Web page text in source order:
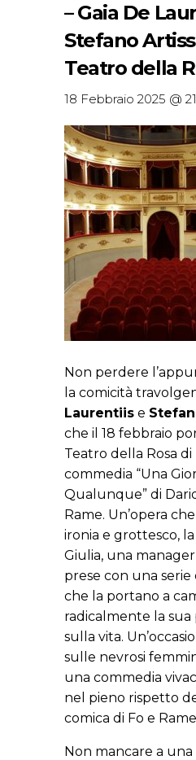
– Gaia De
Stefano
Teatro della
18 Febbraio 2025 @
Non perdere
la comicità
Laurentiis e
che il 18 febbraio
Teatro della Rosa
commedia “Una
Qualunque” di
Rame. Un’opera
ironia e grottesco,
Giulia, una
prese con una serie
che la portano a
radicalmente la
sulla vita.
sulle nevrosi
una commedia
nel pieno rispetto
comica di Fo e
Non mancare a una